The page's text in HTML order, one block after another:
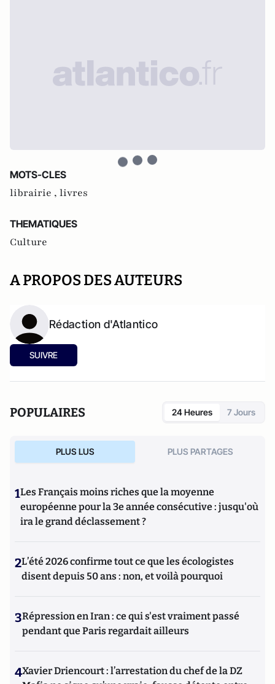
MOTS-CLES
librairie , livres
THEMATIQUES
Culture
A PROPOS DES AUTEURS
Rédaction d'Atlantico
SUIVRE
POPULAIRES 24 Heures 7 Jours
PLUS LUS PLUS PARTAGES
1Les Français moins riches que la moyenne
européenne pour la 3e année consécutive : jusqu'où
ira le grand déclassement ?
2L’été 2026 confirme tout ce que les écologistes
disent depuis 50 ans : non, et voilà pourquoi
3Répression en Iran : ce qui s'est vraiment passé
pendant que Paris regardait ailleurs
4Xavier Driencourt : l’arrestation du chef de la DZ